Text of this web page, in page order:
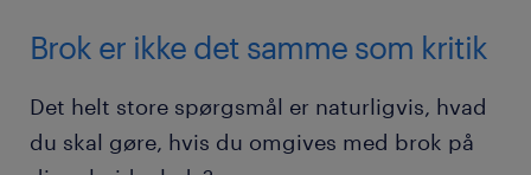
Brok er ikke det samme som kritik
Det helt store spørgsmål er naturligvis, hvad
du skal gøre, hvis du omgives med brok på